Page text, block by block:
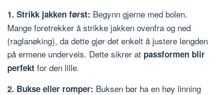
1. Strikk jakken først: Begynn gjerne med bolen.
Mange foretrekker å strikke jakken ovenfra og ned
(raglanøking), da dette gjør det enkelt å justere lengden
på ermene underveis. Dette sikrer at passformen blir
perfekt for den lille.
2. Bukse eller romper: Buksen bør ha en høy linning